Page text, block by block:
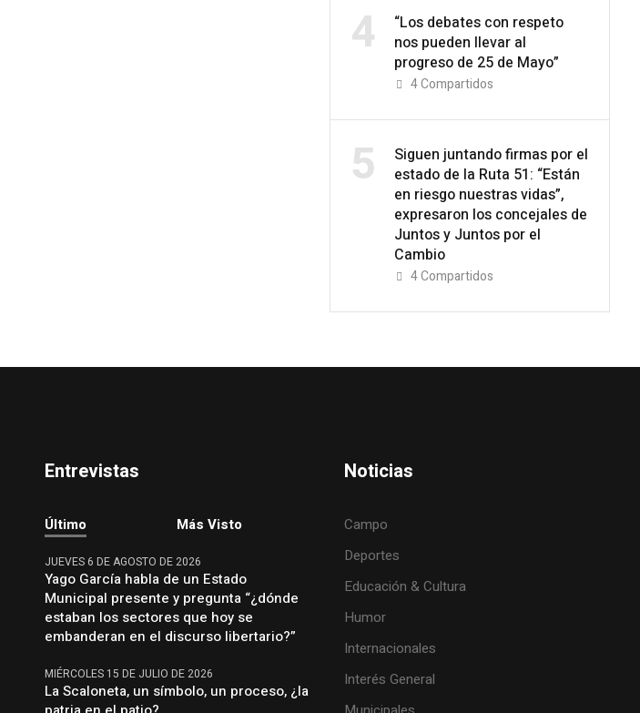
4
“Los debates con respeto
nos pueden llevar al
progreso de 25 de Mayo”
4Compartidos
5
Siguen juntando firmas por el
estado de la Ruta 51: “Están
en riesgo nuestras vidas”,
expresaron los concejales de
Juntos y Juntos por el
Cambio
4Compartidos
Entrevistas
Último Más Visto
JUEVES 6 DE AGOSTO DE 2026
Yago García habla de un Estado
Municipal presente y pregunta “¿dónde
estaban los sectores que hoy se
embanderan en el discurso libertario?”
MIÉRCOLES 15 DE JULIO DE 2026
La Scaloneta, un símbolo, un proceso, ¿la
Noticias
Campo
Deportes
Educación & Cultura
Humor
Internacionales
Interés General